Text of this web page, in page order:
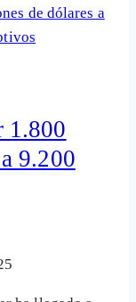
1.800
9.200